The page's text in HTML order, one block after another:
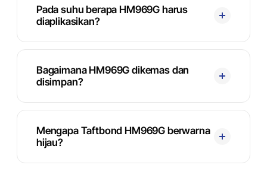
Pada suhu berapa HM969G harus
diaplikasikan?
Bagaimana HM969G dikemas dan
disimpan?
Mengapa Taftbond HM969G berwarna
hijau?